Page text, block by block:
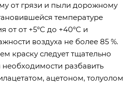
от грязи и пыли дорожному
температуре
от от +5°C до +40°C и
воздуха не более 85 %.
краску следует тщательно
разбавить
ацетоном, толуолом